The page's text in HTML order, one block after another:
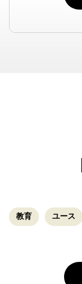
教育 ユース